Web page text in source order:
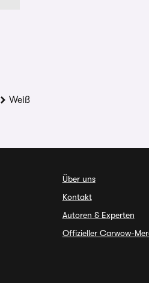
Weiß
Über uns
Kontakt
Autoren & Experten
Offizieller Carwow-